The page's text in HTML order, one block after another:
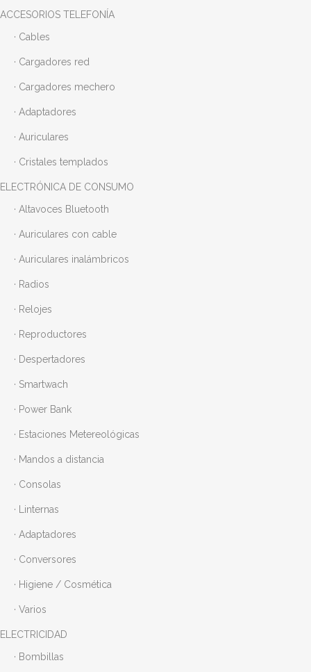
ACCESORIOS TELEFONÍA
· Cables
· Cargadores red
· Cargadores mechero
· Adaptadores
· Auriculares
· Cristales templados
ELECTRÓNICA DE CONSUMO
· Altavoces Bluetooth
· Auriculares con cable
· Auriculares inalámbricos
· Radios
· Relojes
· Reproductores
· Despertadores
· Smartwach
· Power Bank
· Estaciones Metereológicas
· Mandos a distancia
· Consolas
· Linternas
· Adaptadores
· Conversores
· Higiene / Cosmética
· Varios
ELECTRICIDAD
· Bombillas